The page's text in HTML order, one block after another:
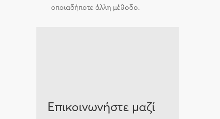
οποιαδήποτε άλλη μέθοδο.